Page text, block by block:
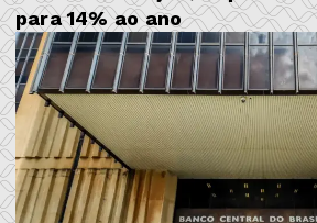
para 14% ao ano